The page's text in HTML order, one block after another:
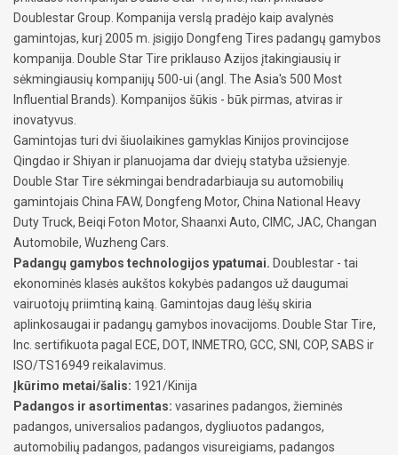
Doublestar Group. Kompanija verslą pradėjo kaip avalynės
gamintojas, kurį 2005 m. įsigijo Dongfeng Tires padangų gamybos
kompanija. Double Star Tire priklauso Azijos įtakingiausių ir
sėkmingiausių kompanijų 500-ui (angl. The Asia's 500 Most
Influential Brands). Kompanijos šūkis - būk pirmas, atviras ir
inovatyvus.
Gamintojas turi dvi šiuolaikines gamyklas Kinijos provincijose
Qingdao ir Shiyan ir planuojama dar dviejų statyba užsienyje.
Double Star Tire sėkmingai bendradarbiauja su automobilių
gamintojais China FAW, Dongfeng Motor, China National Heavy
Duty Truck, Beiqi Foton Motor, Shaanxi Auto, CIMC, JAC, Changan
Automobile, Wuzheng Cars.
Padangų gamybos technologijos ypatumai. Doublestar - tai
ekonominės klasės aukštos kokybės padangos už daugumai
vairuotojų priimtiną kainą. Gamintojas daug lėšų skiria
aplinkosaugai ir padangų gamybos inovacijoms. Double Star Tire,
Inc. sertifikuota pagal ECE, DOT, INMETRO, GCC, SNI, COP, SABS ir
ISO/TS16949 reikalavimus.
Įkūrimo metai/šalis: 1921/Kinija
Padangos ir asortimentas: vasarines padangos, žieminės
padangos, universalios padangos, dygliuotos padangos,
automobilių padangos, padangos visureigiams, padangos